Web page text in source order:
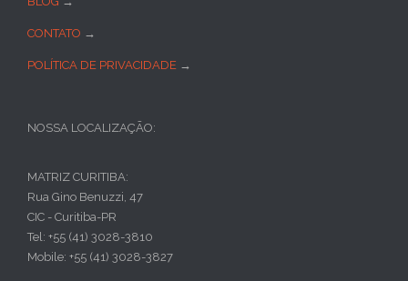
CONTATO →
POLÍTICA DE PRIVACIDADE →
NOSSA LOCALIZAÇÃO:
MATRIZ CURITIBA:
Rua Gino Benuzzi, 47
CIC - Curitiba-PR
Tel: +55 (41) 3028-3810
Mobile: +55 (41) 3028-3827